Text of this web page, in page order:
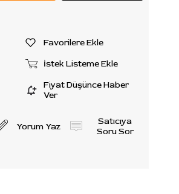
Favorilere Ekle
İstek Listeme Ekle
Fiyat Düşünce Haber
Ver
Yorum Yaz
Satıcıya
Soru Sor